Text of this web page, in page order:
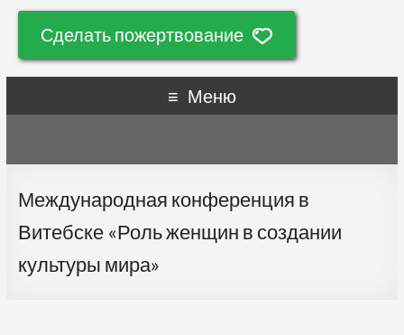
Сделать пожертвование
Меню
Международная конференция в
Витебске «Роль женщин в создании
культуры мира»